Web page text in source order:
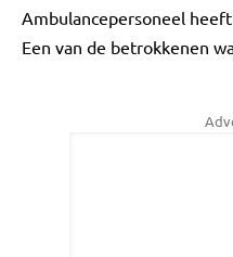
Ambulancepersoneel
Een van de betrokkenen